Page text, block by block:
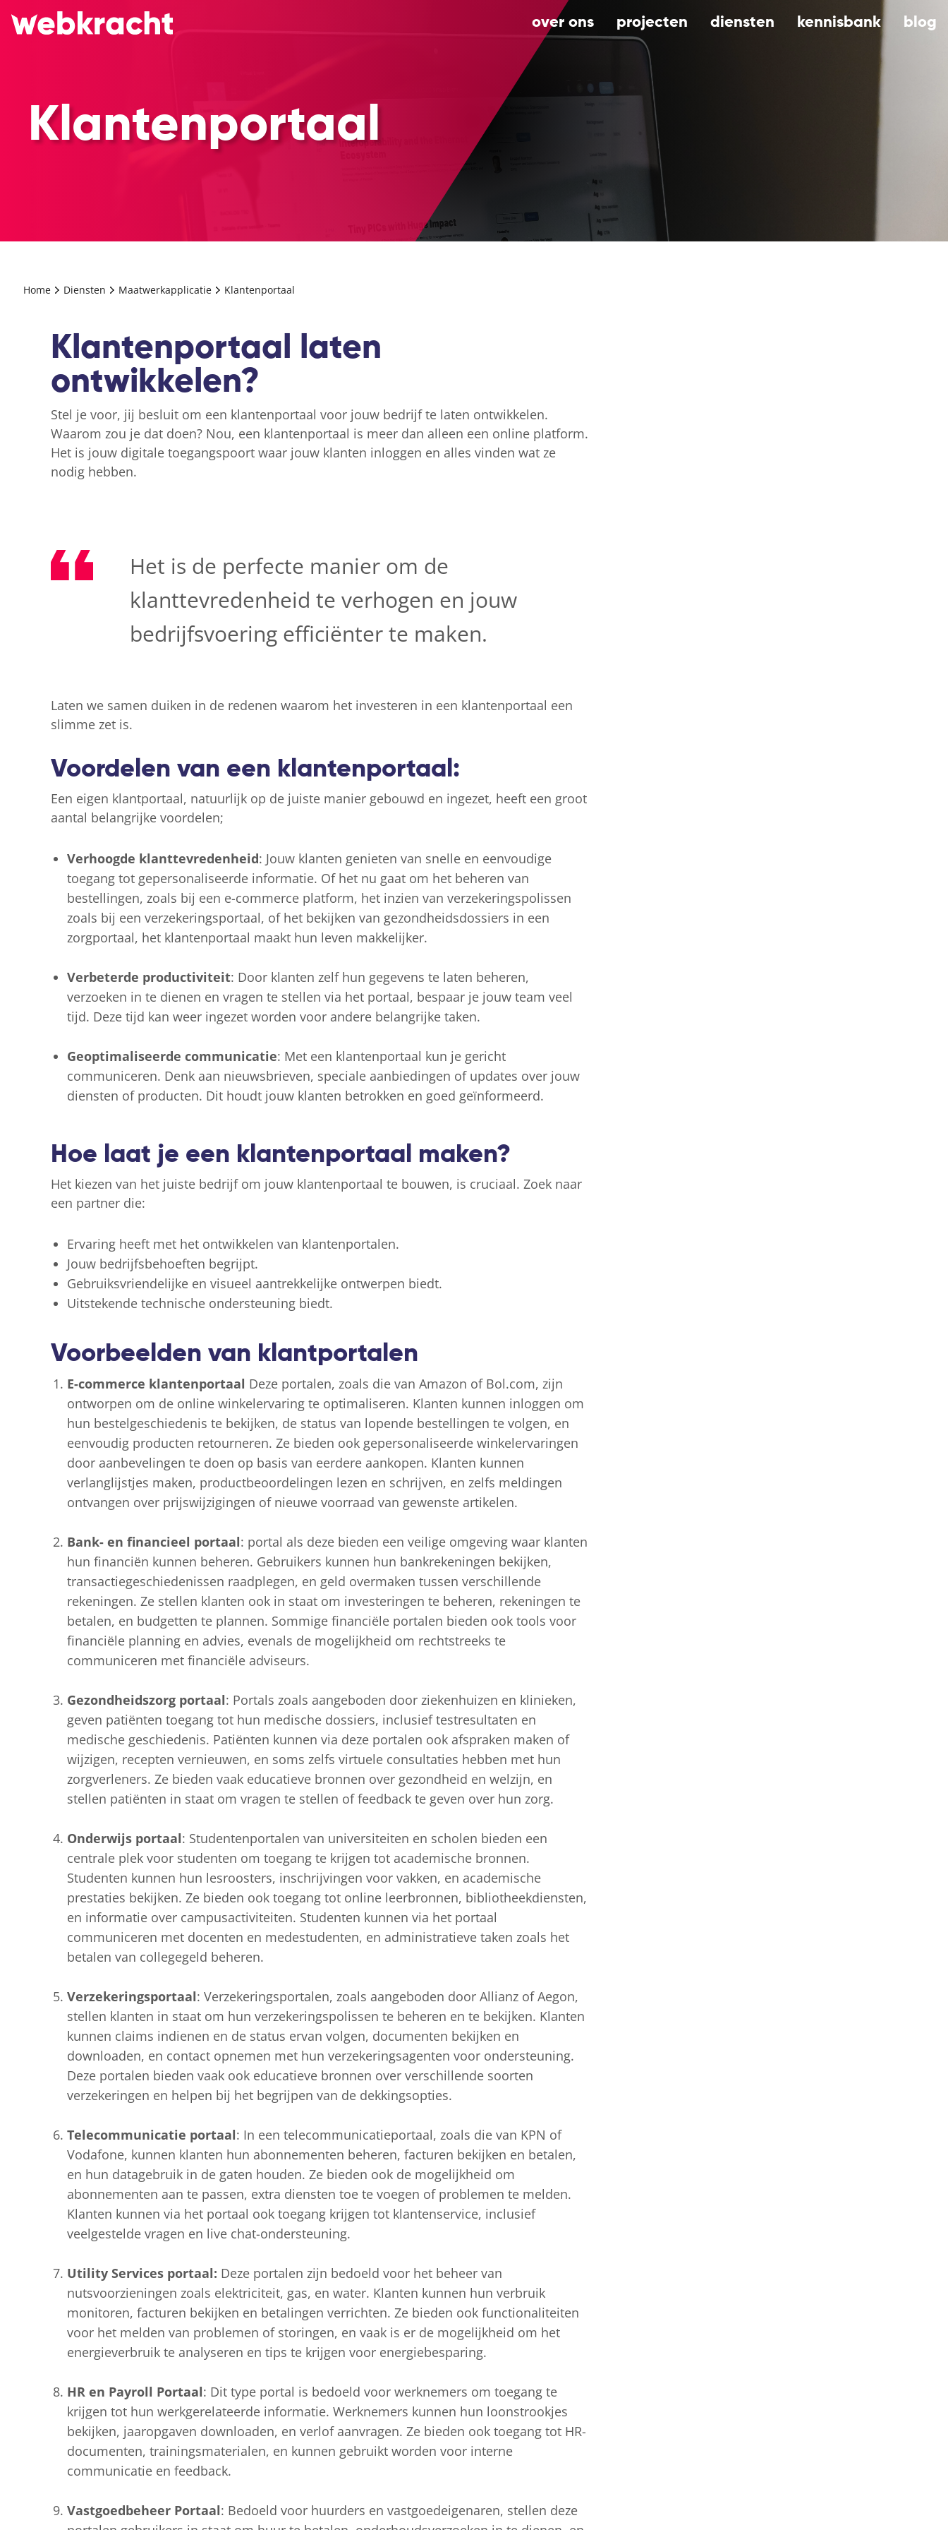
over ons projecten diensten kennisbank blog
Klantenportaal
Home Diensten Maatwerkapplicatie Klantenportaal
Klantenportaal laten
ontwikkelen?
Stel je voor, jij besluit om een klantenportaal voor jouw bedrijf te laten ontwikkelen.
Waarom zou je dat doen? Nou, een klantenportaal is meer dan alleen een online platform.
Het is jouw digitale toegangspoort waar jouw klanten inloggen en alles vinden wat ze
nodig hebben.
Het is de perfecte manier om de
klanttevredenheid te verhogen en jouw
bedrijfsvoering efficiënter te maken.
Laten we samen duiken in de redenen waarom het investeren in een klantenportaal een
slimme zet is.
Voordelen van een klantenportaal:
Een eigen klantportaal, natuurlijk op de juiste manier gebouwd en ingezet, heeft een groot
aantal belangrijke voordelen;
Verhoogde klanttevredenheid: Jouw klanten genieten van snelle en eenvoudige
toegang tot gepersonaliseerde informatie. Of het nu gaat om het beheren van
bestellingen, zoals bij een e-commerce platform, het inzien van verzekeringspolissen
zoals bij een verzekeringsportaal, of het bekijken van gezondheidsdossiers in een
zorgportaal, het klantenportaal maakt hun leven makkelijker.
Verbeterde productiviteit: Door klanten zelf hun gegevens te laten beheren,
verzoeken in te dienen en vragen te stellen via het portaal, bespaar je jouw team veel
tijd. Deze tijd kan weer ingezet worden voor andere belangrijke taken.
Geoptimaliseerde communicatie: Met een klantenportaal kun je gericht
communiceren. Denk aan nieuwsbrieven, speciale aanbiedingen of updates over jouw
diensten of producten. Dit houdt jouw klanten betrokken en goed geïnformeerd.
Hoe laat je een klantenportaal maken?
Het kiezen van het juiste bedrijf om jouw klantenportaal te bouwen, is cruciaal. Zoek naar
een partner die:
Ervaring heeft met het ontwikkelen van klantenportalen.
Jouw bedrijfsbehoeften begrijpt.
Gebruiksvriendelijke en visueel aantrekkelijke ontwerpen biedt.
Uitstekende technische ondersteuning biedt.
Voorbeelden van klantportalen
E-commerce klantenportaal Deze portalen, zoals die van Amazon of Bol.com, zijn
ontworpen om de online winkelervaring te optimaliseren. Klanten kunnen inloggen om
hun bestelgeschiedenis te bekijken, de status van lopende bestellingen te volgen, en
eenvoudig producten retourneren. Ze bieden ook gepersonaliseerde winkelervaringen
door aanbevelingen te doen op basis van eerdere aankopen. Klanten kunnen
verlanglijstjes maken, productbeoordelingen lezen en schrijven, en zelfs meldingen
ontvangen over prijswijzigingen of nieuwe voorraad van gewenste artikelen.
Bank- en financieel portaal: portal als deze bieden een veilige omgeving waar klanten
hun financiën kunnen beheren. Gebruikers kunnen hun bankrekeningen bekijken,
transactiegeschiedenissen raadplegen, en geld overmaken tussen verschillende
rekeningen. Ze stellen klanten ook in staat om investeringen te beheren, rekeningen te
betalen, en budgetten te plannen. Sommige financiële portalen bieden ook tools voor
financiële planning en advies, evenals de mogelijkheid om rechtstreeks te
communiceren met financiële adviseurs.
Gezondheidszorg portaal: Portals zoals aangeboden door ziekenhuizen en klinieken,
geven patiënten toegang tot hun medische dossiers, inclusief testresultaten en
medische geschiedenis. Patiënten kunnen via deze portalen ook afspraken maken of
wijzigen, recepten vernieuwen, en soms zelfs virtuele consultaties hebben met hun
zorgverleners. Ze bieden vaak educatieve bronnen over gezondheid en welzijn, en
stellen patiënten in staat om vragen te stellen of feedback te geven over hun zorg.
Onderwijs portaal: Studentenportalen van universiteiten en scholen bieden een
centrale plek voor studenten om toegang te krijgen tot academische bronnen.
Studenten kunnen hun lesroosters, inschrijvingen voor vakken, en academische
prestaties bekijken. Ze bieden ook toegang tot online leerbronnen, bibliotheekdiensten,
en informatie over campusactiviteiten. Studenten kunnen via het portaal
communiceren met docenten en medestudenten, en administratieve taken zoals het
betalen van collegegeld beheren.
Verzekeringsportaal: Verzekeringsportalen, zoals aangeboden door Allianz of Aegon,
stellen klanten in staat om hun verzekeringspolissen te beheren en te bekijken. Klanten
kunnen claims indienen en de status ervan volgen, documenten bekijken en
downloaden, en contact opnemen met hun verzekeringsagenten voor ondersteuning.
Deze portalen bieden vaak ook educatieve bronnen over verschillende soorten
verzekeringen en helpen bij het begrijpen van de dekkingsopties.
Telecommunicatie portaal: In een telecommunicatieportaal, zoals die van KPN of
Vodafone, kunnen klanten hun abonnementen beheren, facturen bekijken en betalen,
en hun datagebruik in de gaten houden. Ze bieden ook de mogelijkheid om
abonnementen aan te passen, extra diensten toe te voegen of problemen te melden.
Klanten kunnen via het portaal ook toegang krijgen tot klantenservice, inclusief
veelgestelde vragen en live chat-ondersteuning.
Utility Services portaal: Deze portalen zijn bedoeld voor het beheer van
nutsvoorzieningen zoals elektriciteit, gas, en water. Klanten kunnen hun verbruik
monitoren, facturen bekijken en betalingen verrichten. Ze bieden ook functionaliteiten
voor het melden van problemen of storingen, en vaak is er de mogelijkheid om het
energieverbruik te analyseren en tips te krijgen voor energiebesparing.
HR en Payroll Portaal: Dit type portal is bedoeld voor werknemers om toegang te
krijgen tot hun werkgerelateerde informatie. Werknemers kunnen hun loonstrookjes
bekijken, jaaropgaven downloaden, en verlof aanvragen. Ze bieden ook toegang tot HR-
documenten, trainingsmaterialen, en kunnen gebruikt worden voor interne
communicatie en feedback.
Vastgoedbeheer Portaal: Bedoeld voor huurders en vastgoedeigenaren, stellen deze